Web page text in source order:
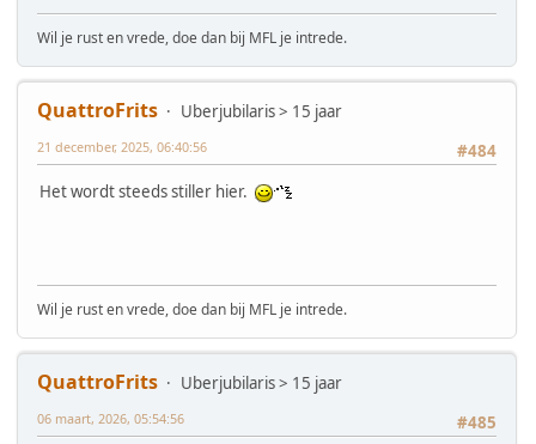
Wil je rust en vrede, doe dan bij MFL je intrede.
QuattroFrits
Uberjubilaris > 15 jaar
#484
21 december, 2025, 06:40:56
Het wordt steeds stiller hier.
Wil je rust en vrede, doe dan bij MFL je intrede.
QuattroFrits
Uberjubilaris > 15 jaar
#485
06 maart, 2026, 05:54:56